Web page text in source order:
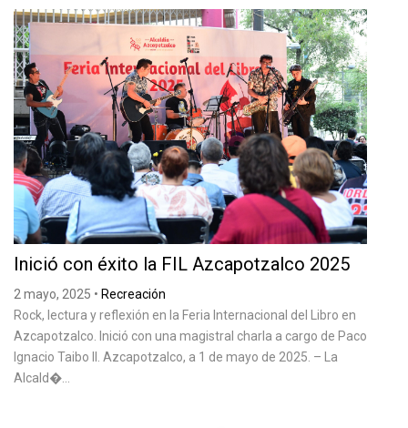
Inició con éxito la FIL Azcapotzalco 2025
2 mayo, 2025 • Recreación
Rock, lectura y reflexión en la Feria Internacional del Libro en
Azcapotzalco. Inició con una magistral charla a cargo de Paco
Ignacio Taibo II. Azcapotzalco, a 1 de mayo de 2025. – La
Alcald�...